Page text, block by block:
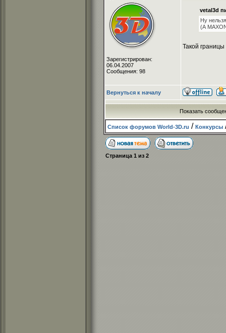
Зарегистрирован:
06.04.2007
Сообщения: 98
vetal3d
Ну
(А
Такой границы
Вернуться к началу
Показать
Список форумов World-3D.ru / Конкурсы
Страница 1 из 2